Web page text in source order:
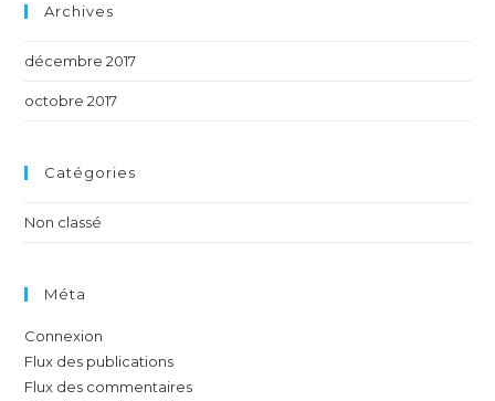
Archives
décembre 2017
octobre 2017
Catégories
Non classé
Méta
Connexion
Flux des publications
Flux des commentaires